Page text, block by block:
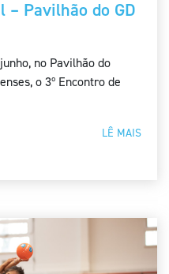
– Pavilhão do GD
no Pavilhão do
o 3º Encontro de
LÊ MAIS